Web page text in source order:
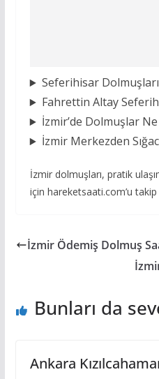
Seferihisar
Fahrettin Altay
İzmir’de Dolmuşlar
İzmir Merkezden
İzmir dolmuşları, pratik
için hareketsaati.com’u takip
İzmir Ödemiş Dolmuş
Bunları da
Ankara